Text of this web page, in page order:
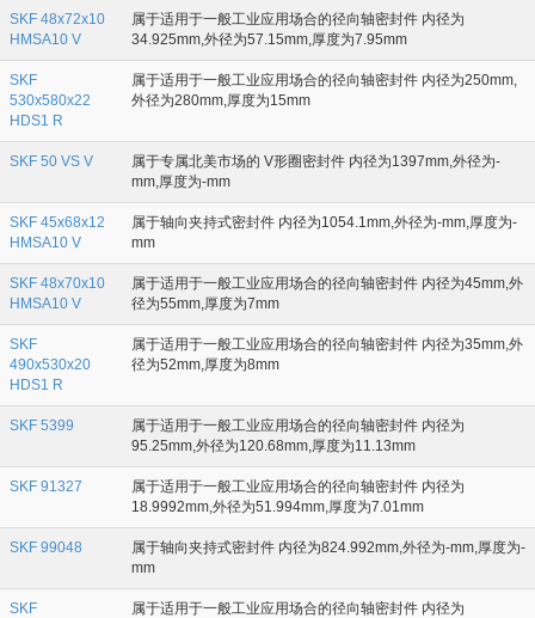
SKF 48x72x10
HMSA10 V
属于适用于一般工业应用场合的径向轴密封件 内径为
34.925mm,外径为57.15mm,厚度为7.95mm
SKF
530x580x22
HDS1 R
属于适用于一般工业应用场合的径向轴密封件 内径为250mm,
外径为280mm,厚度为15mm
SKF 50 VS V
属于专属北美市场的 V形圈密封件 内径为1397mm,外径为-
mm,厚度为-mm
SKF 45x68x12
HMSA10 V
属于轴向夹持式密封件 内径为1054.1mm,外径为-mm,厚度为-
mm
SKF 48x70x10
HMSA10 V
属于适用于一般工业应用场合的径向轴密封件 内径为45mm,外
径为55mm,厚度为7mm
SKF
490x530x20
HDS1 R
属于适用于一般工业应用场合的径向轴密封件 内径为35mm,外
径为52mm,厚度为8mm
SKF 5399
属于适用于一般工业应用场合的径向轴密封件 内径为
95.25mm,外径为120.68mm,厚度为11.13mm
SKF 91327
属于适用于一般工业应用场合的径向轴密封件 内径为
18.9992mm,外径为51.994mm,厚度为7.01mm
SKF 99048
属于轴向夹持式密封件 内径为824.992mm,外径为-mm,厚度为-
mm
SKF
属于适用于一般工业应用场合的径向轴密封件 内径为